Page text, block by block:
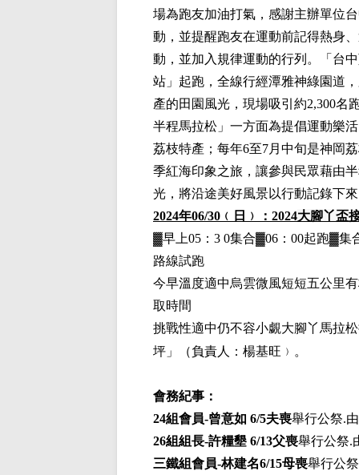
場為跑友加油打氣，感謝主辦單位
動，並提醒跑友在運動前記得熱身
動，並加入規律運動的行列。「台
站」起跑，全線行經潭雅神綠園道
產的田園風光，現場吸引約2,300名
半程馬拉松」一方面為提倡運動樂
荔枝特產；每年6至7月中旬是神岡
季紅海印象之旅，讓參與民眾藉由
光，將沿途美好風景以行動記錄下
2024年06/30﹙日﹚：2024大腳丫盃
▓早上05：3 0集合▓06：00起跑▓集
路線試跑
今早溫度適中烏雲微風短短五公里
取時間
挑戰性適中仍不容小覷大腳丫馬拉
坪」
（負責人：楊基旺﹚。
會務紀事：
24組會員-曾意如 6/5夫喪舉行公祭.
26組組長-許糧墾 6/13父喪舉行公祭.
三鐵組會員-林建名6/15母喪舉行公